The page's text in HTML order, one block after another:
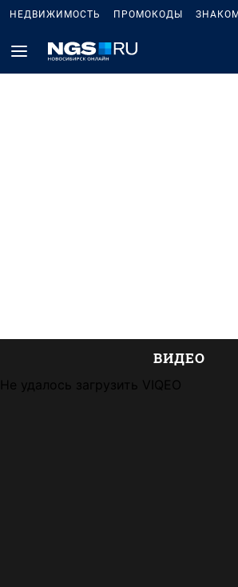
НЕДВИЖИМОСТЬ ПРОМОКОДЫ
ВИДЕО
Не удалось загрузить VIQEO